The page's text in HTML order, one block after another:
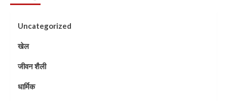
Uncategorized
खेल
जीवन शैली
धार्मिक